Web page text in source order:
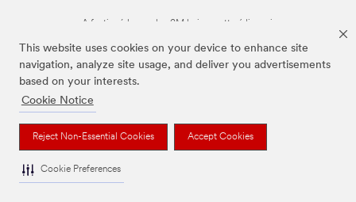
This website uses cookies on your device to enhance site
navigation, analyze site usage, and deliver you advertisements
based on your interests.
Cookie Notice
Reject Non-Essential Cookies Accept Cookies
Cookie Preferences
A fenti márkanevek a 3M bejegyzett védjegyei.